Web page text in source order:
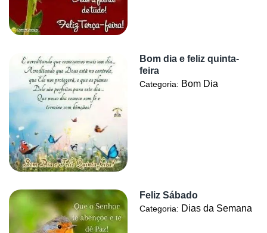
Bom dia e feliz quinta-
feira
Categoria: Bom Dia
Feliz Sábado
Categoria: Dias da Semana